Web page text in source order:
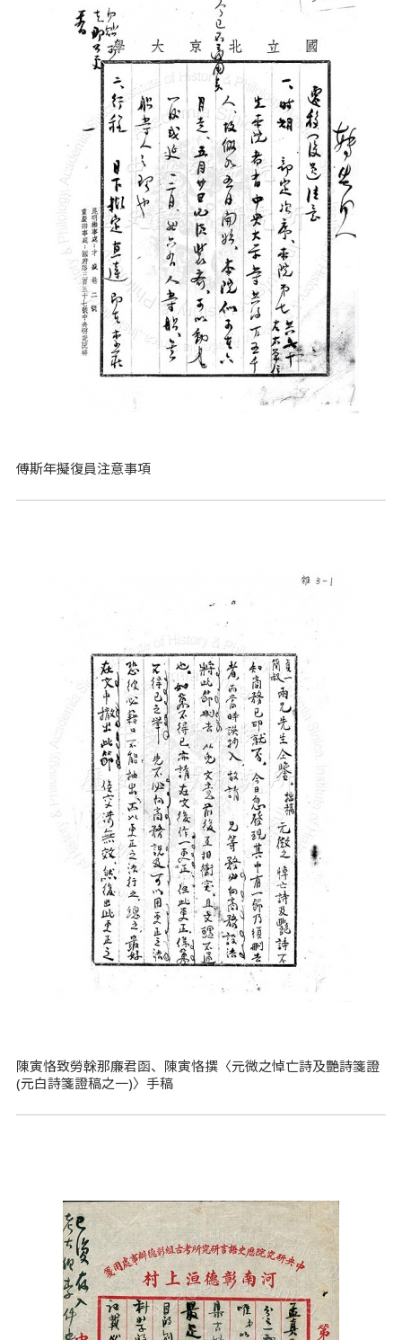
傅斯年擬復員注意事項
陳寅恪致勞榦那廉君函、陳寅恪撰〈元微之悼亡詩及艷詩箋證
(元白詩箋證稿之一)〉手稿